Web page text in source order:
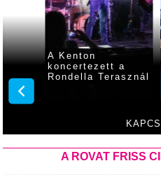
több
A Kenton
koncertezett a
Rondella Terasznál
A ROVAT FRISS